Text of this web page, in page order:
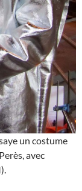
un costume
avec